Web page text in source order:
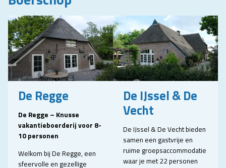
De Regge
De Regge – Knusse
vakantieboerderij voor 8-
10 personen
Welkom bij De Regge, een
sfeervolle en gezellige
De IJssel & De
Vecht
De IJssel & De Vecht bieden
samen een gastvrije en
ruime groepsaccommodatie
waar je met 22 personen